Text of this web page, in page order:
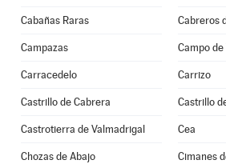
Cabañas Raras Cabreros
Campazas Campo de
Carracedelo Carrizo
Castrillo de Cabrera Castrillo
Castrotierra de Valmadrigal Cea
Chozas de Abajo Cimanes